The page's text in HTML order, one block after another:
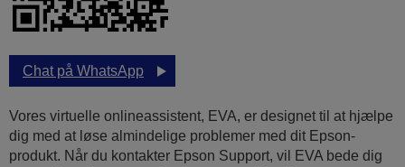
Chat på WhatsApp
Vores virtuelle onlineassistent, EVA, er designet til at hjælpe
dig med at løse almindelige problemer med dit Epson-
produkt. Når du kontakter Epson Support, vil EVA bede dig